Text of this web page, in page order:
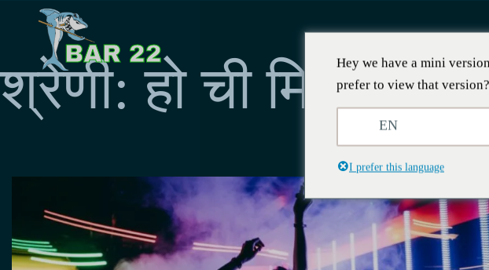
श्रेणी:हो ची मिन्ह में
Hey we have a mini
prefer to view that version?
EN
I prefer this language